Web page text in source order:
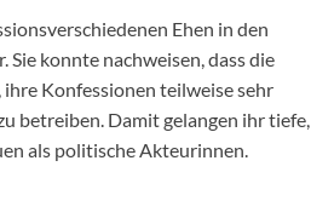
Ehen in den
konnte nachweisen, dass die
Konfessionen teilweise sehr
betreiben. Damit gelangen ihr tiefe,
als politische Akteurinnen.